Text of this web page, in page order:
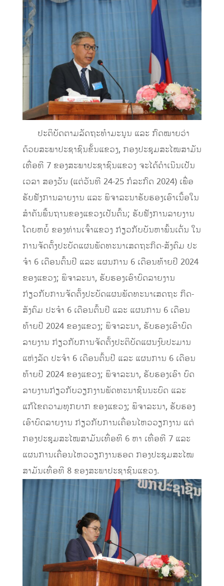
ປະຕິບັດຕາມລັດຖະທໍາມະນູນ ແລະ ກົດໝາຍວ່າ
ດ້ວຍສະພາປະຊາຊົນຂັ້ນແຂວງ, ກອງປະຊຸມສະໄໝສາມັນ
ເທື່ອທີ 7 ຂອງສະພາປະຊາຊົນແຂວງ ຈະໄດ້ດໍາເນີນເປັນ
ເວລາ ສອງວັນ (ແຕ່ວັນທີ 24-25 ກໍລະກົດ 2024) ເພື່ອ
ຮັບຟັງການລາຍງານ ແລະ ພິຈາລະນາຮັບຮອງເອົາເນື້ອໃນ
ສໍາຄັນພື້ນຖານຂອງແຂວງເປັນຕົ້ນ; ຮັບຟັງການລາຍງານ
ໂດຍຫຍໍ້ ຂອງທ່ານເຈົ້າແຂວງ ກ່ຽວກັບບັນຫາພົ້ນເດັ່ນ ໃນ
ການຈັດຕັ້ງປະບັດແຜນພັດທະນາເສດຖະກິດ-ສັງຄົມ ປະ
ຈໍາ 6 ເດືອນຕົ້ນປີ ແລະ ແຜນການ 6 ເດືອນທ້າຍປີ 2024
ຂອງແຂວງ; ພິຈາລະນາ, ຮັບຮອງເອົາບົດລາຍງານ
ກ່ຽວກັບການຈັດຕັ້ງປະບັດແຜນພັດທະນາເສດຖະ ກິດ-
ສັງຄົມ ປະຈໍາ 6 ເດືອນຕົ້ນປີ ແລະ ແຜນການ 6 ເດືອນ
ທ້າຍປີ 2024 ຂອງແຂວງ; ພິຈາລະນາ, ຮັບຮອງເອົາບົດ
ລາຍງານ ກ່ຽວກັບການຈັດຕັ້ງປະຕິບັດແຜນງົບປະມານ
ແຫ່ງລັດ ປະຈໍາ 6 ເດືອນຕົ້ນປີ ແລະ ແຜນການ 6 ເດືອນ
ທ້າຍປີ 2024 ຂອງແຂວງ; ພິຈາລະນາ, ຮັບຮອງເອົາ ບົດ
ລາຍງານກ່ຽວກັບວຽກງານພັດທະນາຊົນນະບົດ ແລະ
ແກ້ໄຂຄວາມທຸກຍາກ ຂອງແຂວງ; ພິຈາລະນາ, ຮັບຮອງ
ເອົາບົດລາຍງານ ກ່ຽວກັບການເຄື່ອນໄຫວວຽກງານ ແຕ່
ກອງປະຊຸມສະໄໝສາມັນເທື່ອທີ 6 ຫາ ເທື່ອທີ 7 ແລະ
ແຜນການເຄື່ອນໄຫວວຽກງານຮອດ ກອງປະຊຸມສະໄໝ
ສາມັນເທື່ອທີ 8 ຂອງສະພາປະຊາຊົນແຂວງ.